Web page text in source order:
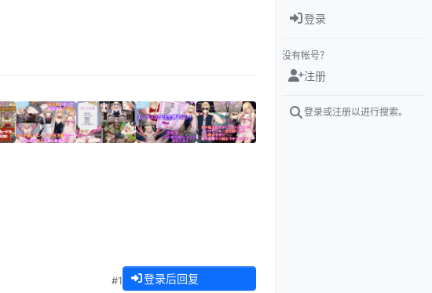
#1 登录后回复
登录
没有帐号？
注册
登录或注册以进行搜索。